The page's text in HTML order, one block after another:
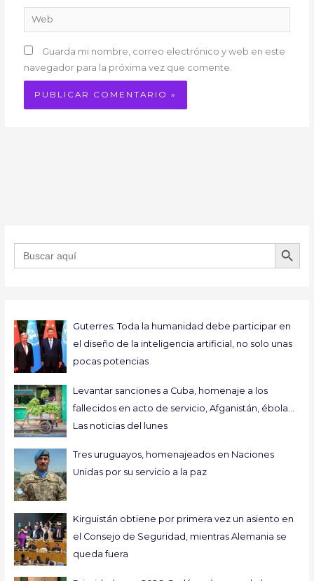
Web
Guarda mi nombre, correo electrónico y web en este
navegador para la próxima vez que comente.
Buscar: BOTÓN DE
Guterres: Toda la humanidad debe participar en
el diseño de la inteligencia artificial, no solo unas
pocas potencias
Levantar sanciones a Cuba, homenaje a los
fallecidos en acto de servicio, Afganistán, ébola…
Las noticias del lunes
Tres uruguayos, homenajeados en Naciones
Unidas por su servicio a la paz
Kirguistán obtiene por primera vez un asiento en
el Consejo de Seguridad, mientras Alemania se
queda fuera